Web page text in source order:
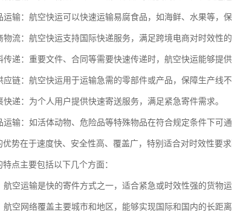
运输：航空快运可以快速运输易腐食品，如海鲜、水果等，保
物流：航空快运支持国际快递服务，满足跨境电商对时效性的
传递：重要文件、合同等需要快速传递时，航空快运能够提供
应链：航空快运用于运输急需的零部件或产品，保障生产线不
快递：为个人用户提供快速寄送服务，满足紧急寄件需求。
运输：如活体动物、危险品等特殊物品在符合规定条件下可通
优势在于速度快、安全性高、覆盖广，特别适合对时效性要求
点主要包括以下几个方面：
航空运输是快的寄件方式之一，适合紧急或时效性强的货物运
航空网络覆盖主要城市和地区，能够实现国际和国内的长距离